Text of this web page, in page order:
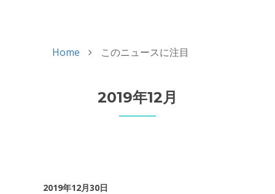
Home このニュースに注目
2019年12月
2019年12月30日